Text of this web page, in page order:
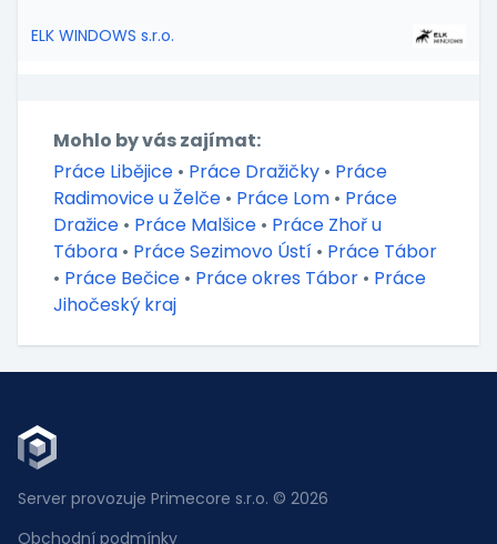
ELK WINDOWS s.r.o.
Mohlo by vás zajímat:
Práce Libějice • Práce Dražičky • Práce
Radimovice u Želče • Práce Lom • Práce
Dražice • Práce Malšice • Práce Zhoř u
Tábora • Práce Sezimovo Ústí • Práce Tábor
• Práce Bečice • Práce okres Tábor • Práce
Jihočeský kraj
Server provozuje Primecore s.r.o. © 2026
Obchodní podmínky